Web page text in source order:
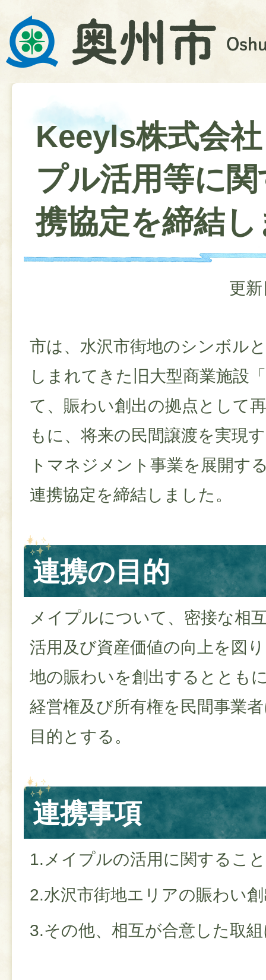
Keeyls株式会
プル活用等に
携協定を締結
更
市は、水沢市街地のシンボル
しまれてきた旧大型商業施設
て、賑わい創出の拠点として
もに、将来の民間譲渡を実現
トマネジメント事業を展開す
連携協定を締結しました。
連携の目的
メイプルについて、密接な相
活用及び資産価値の向上を図
地の賑わいを創出するととも
経営権及び所有権を民間事業
目的とする。
連携事項
1.メイプルの活用に関するこ
2.水沢市街地エリアの賑わい
3.その他、相互が合意した取